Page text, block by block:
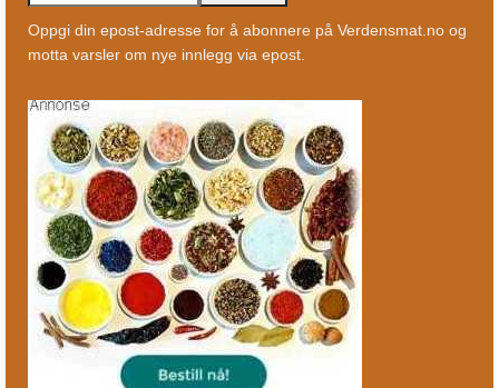
Oppgi din epost-adresse for å abonnere på Verdensmat.no og
motta varsler om nye innlegg via epost.